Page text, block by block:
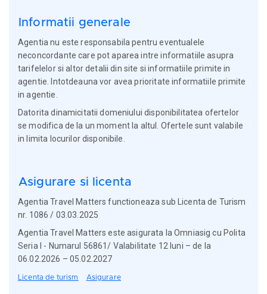
Informatii generale
Agentia nu este responsabila pentru eventualele
neconcordante care pot aparea intre informatiile asupra
tarifelelor si altor detalii din site si informatiile primite in
agentie. Intotdeauna vor avea prioritate informatiile primite
in agentie.
Datorita dinamicitatii domeniului disponibilitatea ofertelor
se modifica de la un moment la altul. Ofertele sunt valabile
in limita locurilor disponibile.
Asigurare si licenta
Agentia Travel Matters functioneaza sub Licenta de Turism
nr. 1086 / 03.03.2025
Agentia Travel Matters este asigurata la Omniasig cu Polita
Seria I - Numarul 56861/ Valabilitate 12 luni – de la
06.02.2026 – 05.02.2027
Licenta de turism Asigurare